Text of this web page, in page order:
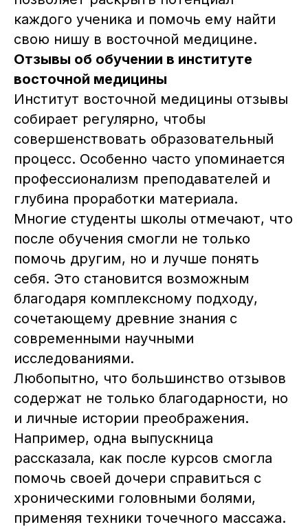
каждого ученика и помочь ему найти
свою нишу в восточной медицине.
Отзывы об обучении в институте
восточной медицины
Институт восточной медицины отзывы
собирает регулярно, чтобы
совершенствовать образовательный
процесс. Особенно часто упоминается
профессионализм преподавателей и
глубина проработки материала.
Многие студенты школы отмечают, что
после обучения смогли не только
помочь другим, но и лучше понять
себя. Это становится возможным
благодаря комплексному подходу,
сочетающему древние знания с
современными научными
исследованиями.
Любопытно, что большинство отзывов
содержат не только благодарности, но
и личные истории преображения.
Например, одна выпускница
рассказала, как после курсов смогла
помочь своей дочери справиться с
хроническими головными болями,
применяя техники точечного массажа.
Сведения об образовательной
Москва, м. Октябрьское поле,
ул. Маршала Вершинина, 10
Лицензия на осуществление
№ЛО35–01255–50/01908337
ИП Артём Александрович Тен
ОГРН 32350810042500
Регистрационный номер в
реестре 77-25-397588
Политика конфиденциальности
Декларация качества,
безопасности и экологичности
продукта
Telegram-канал Института